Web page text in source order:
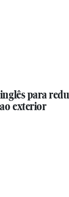
para
exterior